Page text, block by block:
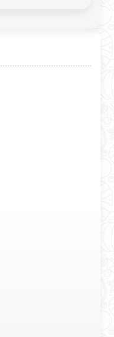
плотной и
просто тает